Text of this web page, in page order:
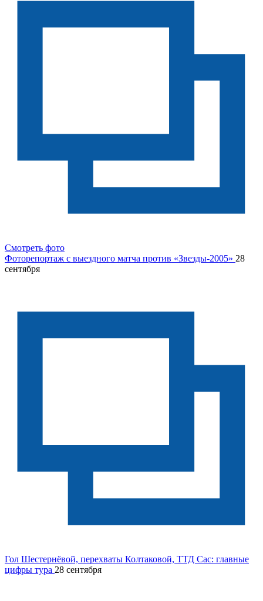
Смотреть фото
Фоторепортаж с выездного матча против «Звезды-2005» 28
сентября
Гол Шестернёвой, перехваты Колтаковой, ТТД Сас: главные
цифры тура 28 сентября